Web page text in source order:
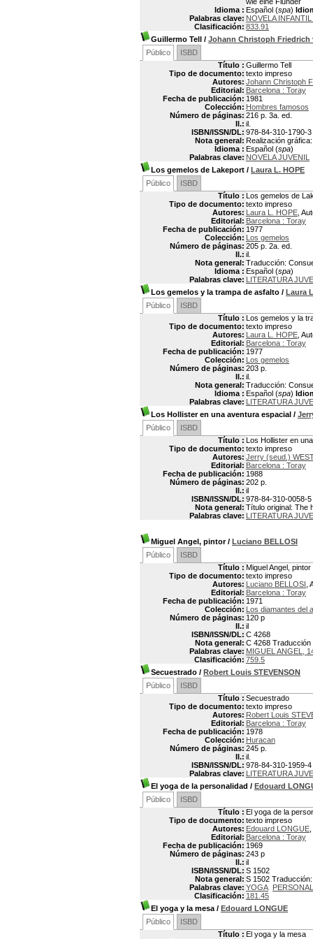
Idioma : Español (spa)
Palabras clave: NOVELA
Clasificación: 833.91
Guillermo Tell / Johann Christoph Friedrich
Público
ISBD
Título : Guillermo Tell
Tipo de documento: texto impreso
Autores: Johann Christoph
Editorial: Barcelona : Toray
Fecha de publicación: 1981
Colección: Hombres famosos
Número de páginas: 216 p. 3a. ed.
Il.: il.
ISBN/ISSN/DL: 978-84-310-1790-3
Nota general: Realización
Idioma : Español (spa)
Palabras clave: NOVELA JUVENIL
Los gemelos de Lakeport / Laura L. HOPE
Público
ISBD
Título : Los gemelos de
Tipo de documento: texto impreso
Autores: Laura L. HOPE ,
Editorial: Barcelona : Toray
Fecha de publicación: 1977
Colección: Los gemelos
Número de páginas: 205 p. 2a. ed.
Il.: il.
Nota general: Traducción:
Idioma : Español (spa)
Palabras clave: LITERATURA
Los gemelos y la trampa de asfalto / Laura
Público
ISBD
Título : Los gemelos y la
Tipo de documento: texto impreso
Autores: Laura L. HOPE ,
Editorial: Barcelona : Toray
Fecha de publicación: 1977
Colección: Los gemelos
Número de páginas: 203 p.
Il.: il.
Nota general: Traducción:
Idioma : Español (spa)
Palabras clave: LITERATURA
Los Hollister en una aventura espacial /
Público
ISBD
Título : Los Hollister en
Tipo de documento: texto impreso
Autores: Jerry (seud.) WEST
Editorial: Barcelona : Toray
Fecha de publicación: 1988
Número de páginas: 202 p.
Il.: il
ISBN/ISSN/DL: 978-84-310-0058-5
Nota general: Título original: The
Palabras clave: LITERATURA
Miguel Angel, pintor/ Luciano BELLOSI
Público
ISBD
Título : Miguel Angel, pintor
Tipo de documento: texto impreso
Autores: Luciano BELLOSI ,
Editorial: Barcelona : Toray
Fecha de publicación: 1971
Colección: Los diamantes del
Número de páginas: 120 p
Il.: il
ISBN/ISSN/DL: C 4268
Nota general: C 4268
Palabras clave: MIGUEL ANGEL,
Clasificación: 759.5
Secuestrado / Robert Louis STEVENSON
Público
ISBD
Título : Secuestrado
Tipo de documento: texto impreso
Autores: Robert Louis
Editorial: Barcelona : Toray
Fecha de publicación: 1978
Colección: Huracan
Número de páginas: 245 p.
Il.: il.
ISBN/ISSN/DL: 978-84-310-1959-4
Palabras clave: LITERATURA
El yoga de la personalidad / Edouard
Público
ISBD
Título : El yoga de la
Tipo de documento: texto impreso
Autores: Edouard LONGUE
Editorial: Barcelona : Toray
Fecha de publicación: 1969
Número de páginas: 243 p
Il.: il
ISBN/ISSN/DL: S 1502
Nota general: S 1502
Palabras clave: YOGA
Clasificación: 181.45
El yoga y la mesa / Edouard LONGUE
Público
ISBD
Título : El yoga y la mesa